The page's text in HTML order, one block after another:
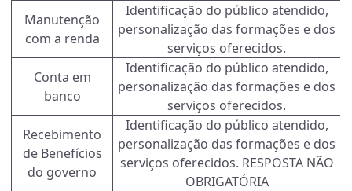
Manutenção
com a renda
Identificação do público atendido,
personalização das formações e dos
serviços oferecidos.
Conta em
banco
Identificação do público atendido,
personalização das formações e dos
serviços oferecidos.
Recebimento
de Benefícios
do governo
Identificação do público atendido,
personalização das formações e dos
serviços oferecidos. RESPOSTA NÃO
OBRIGATÓRIA